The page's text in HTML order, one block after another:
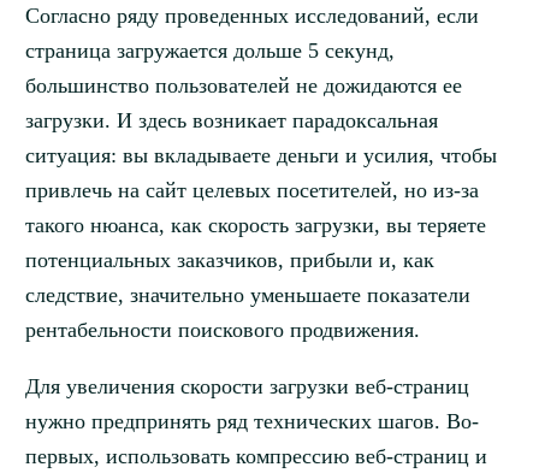
Согласно ряду проведенных исследований, если
страница загружается дольше 5 секунд,
большинство пользователей не дожидаются ее
загрузки. И здесь возникает парадоксальная
ситуация: вы вкладываете деньги и усилия, чтобы
привлечь на сайт целевых посетителей, но из-за
такого нюанса, как скорость загрузки, вы теряете
потенциальных заказчиков, прибыли и, как
следствие, значительно уменьшаете показатели
рентабельности поискового продвижения.
Для увеличения скорости загрузки веб-страниц
нужно предпринять ряд технических шагов. Во-
первых, использовать компрессию веб-страниц и